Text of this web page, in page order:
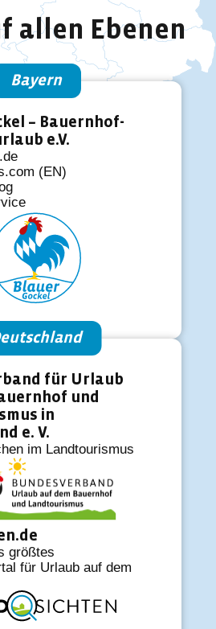
allen Ebenen
Bayern
– Bauernhof-
e.V.
(EN)
für Urlaub
und
in
e. V.
im Landtourismus
größtes
für Urlaub auf dem